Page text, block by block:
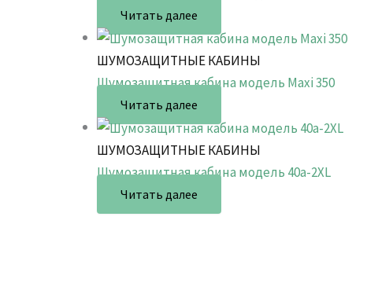
Читать далее
ШУМОЗАЩИТНЫЕ КАБИНЫ
Шумозащитная кабина модель Maxi 350
Читать далее
ШУМОЗАЩИТНЫЕ КАБИНЫ
Шумозащитная кабина модель 40a-2XL
Читать далее